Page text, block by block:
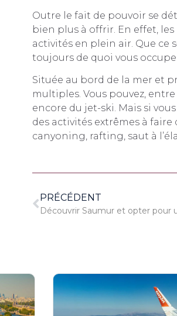
Outre le fait de pouvoir se
bien plus à offrir. En effet,
activités en plein air. Que ce
toujours de quoi vous
Située au bord de la mer et
multiples. Vous pouvez,
encore du jet-ski. Mais si
des activités extrêmes à
canyoning, rafting, saut à
PRÉCÉDENT